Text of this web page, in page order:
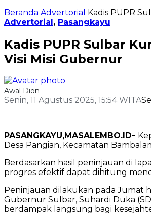
Beranda Advertorial Kadis PUPR
Advertorial, Pasangkayu
Kadis PUPR Sulbar
Visi Misi Gubernur
Awal Dion
Senin, 11 Agustus 2025, 15:54 WITA
PASANGKAYU,MASALEMBO.ID-
Desa Pangian, Kecamatan
Berdasarkan hasil peninjauan di
progres efektif dapat dihitung
Peninjauan dilakukan pada Jumat
Gubernur Sulbar, Suhardi Duka
berdampak langsung bagi